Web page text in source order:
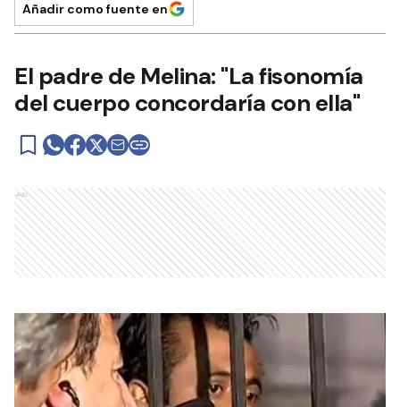
Añadir como fuente en
El padre de Melina: "La fisonomía
del cuerpo concordaría con ella"
Ads